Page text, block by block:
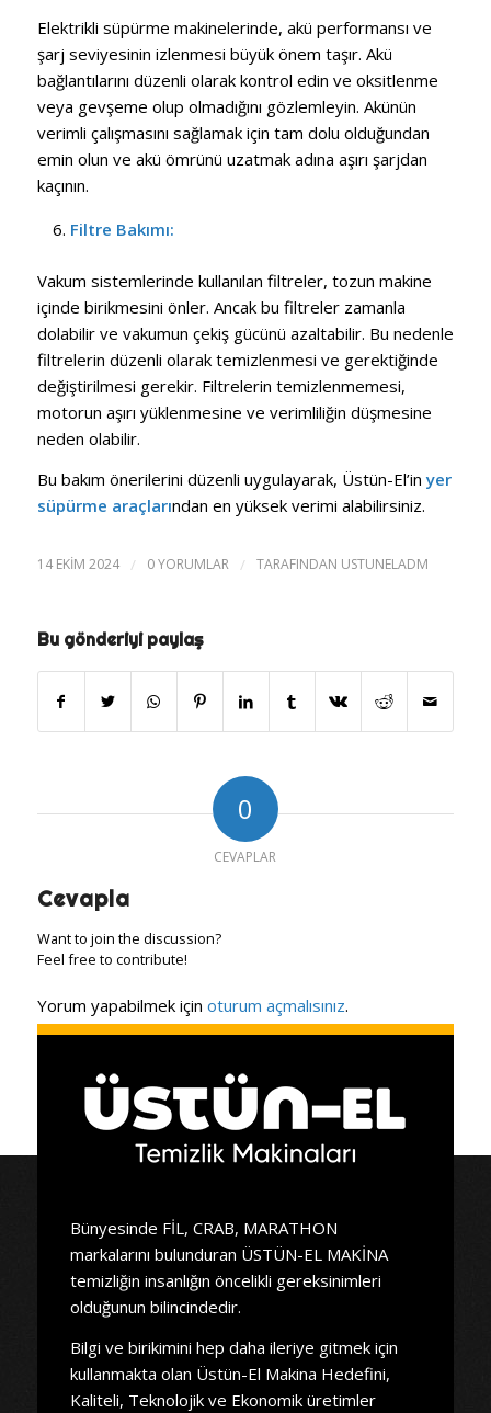
Elektrikli süpürme makinelerinde, akü performansı ve
şarj seviyesinin izlenmesi büyük önem taşır. Akü
bağlantılarını düzenli olarak kontrol edin ve oksitlenme
veya gevşeme olup olmadığını gözlemleyin. Akünün
verimli çalışmasını sağlamak için tam dolu olduğundan
emin olun ve akü ömrünü uzatmak adına aşırı şarjdan
kaçının.
Filtre Bakımı:
Vakum sistemlerinde kullanılan filtreler, tozun makine
içinde birikmesini önler. Ancak bu filtreler zamanla
dolabilir ve vakumun çekiş gücünü azaltabilir. Bu nedenle
filtrelerin düzenli olarak temizlenmesi ve gerektiğinde
değiştirilmesi gerekir. Filtrelerin temizlenmemesi,
motorun aşırı yüklenmesine ve verimliliğin düşmesine
neden olabilir.
Bu bakım önerilerini düzenli uygulayarak, Üstün-El’inyer
süpürme araçlarından en yüksek verimi alabilirsiniz.
14 EKIM 2024 / 0 YORUMLAR / TARAFINDAN USTUNELADM
Bu gönderiyi paylaş
0
CEVAPLAR
Cevapla
Want to join the discussion?
Feel free to contribute!
Yorum yapabilmek için oturum açmalısınız.
Bünyesinde FİL, CRAB, MARATHON
markalarını bulunduran ÜSTÜN-EL MAKİNA
temizliğin insanlığın öncelikli gereksinimleri
olduğunun bilincindedir.
Bilgi ve birikimini hep daha ileriye gitmek için
kullanmakta olan Üstün-El Makina Hedefini,
Kaliteli, Teknolojik ve Ekonomik üretimler